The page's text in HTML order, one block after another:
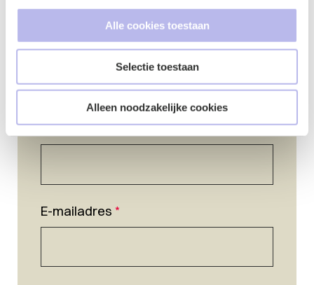
Alle cookies toestaan
Selectie toestaan
Alleen noodzakelijke cookies
Naam*
E-mailadres *